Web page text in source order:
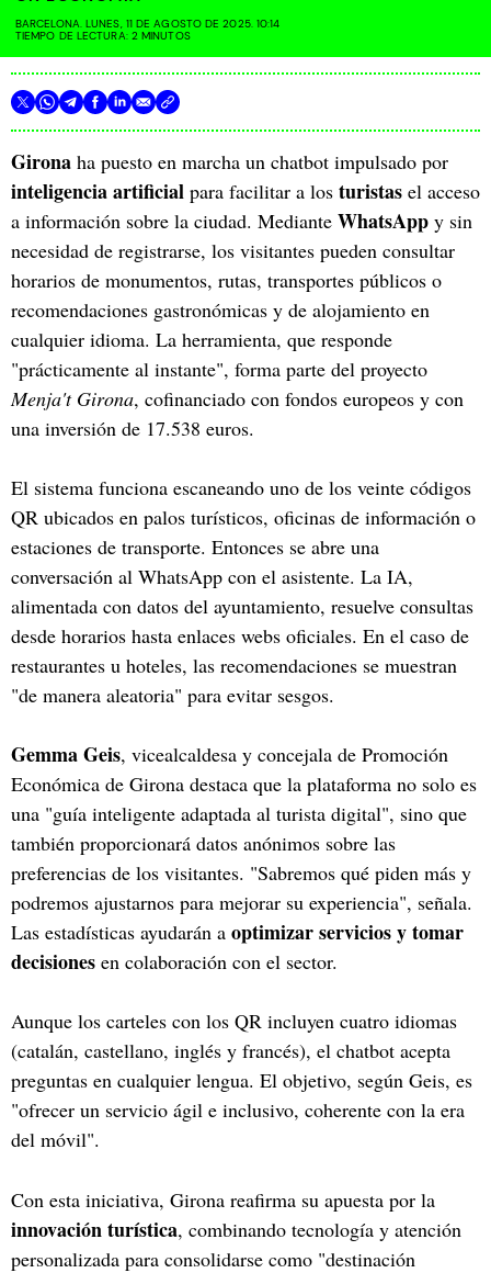
BARCELONA. LUNES, 11 DE AGOSTO DE 2025. 10:14
TIEMPO DE LECTURA: 2 MINUTOS
Girona ha puesto en marcha un chatbot impulsado por
inteligencia artificial para facilitar a los turistas el acceso
a información sobre la ciudad. Mediante WhatsApp y sin
necesidad de registrarse, los visitantes pueden consultar
horarios de monumentos, rutas, transportes públicos o
recomendaciones gastronómicas y de alojamiento en
cualquier idioma. La herramienta, que responde
"prácticamente al instante", forma parte del proyecto
Menja't Girona, cofinanciado con fondos europeos y con
una inversión de 17.538 euros.
El sistema funciona escaneando uno de los veinte códigos
QR ubicados en palos turísticos, oficinas de información o
estaciones de transporte. Entonces se abre una
conversación al WhatsApp con el asistente. La IA,
alimentada con datos del ayuntamiento, resuelve consultas
desde horarios hasta enlaces webs oficiales. En el caso de
restaurantes u hoteles, las recomendaciones se muestran
"de manera aleatoria" para evitar sesgos.
Gemma Geis, vicealcaldesa y concejala de Promoción
Económica de Girona destaca que la plataforma no solo es
una "guía inteligente adaptada al turista digital", sino que
también proporcionará datos anónimos sobre las
preferencias de los visitantes. "Sabremos qué piden más y
podremos ajustarnos para mejorar su experiencia", señala.
Las estadísticas ayudarán a optimizar servicios y tomar
decisiones en colaboración con el sector.
Aunque los carteles con los QR incluyen cuatro idiomas
(catalán, castellano, inglés y francés), el chatbot acepta
preguntas en cualquier lengua. El objetivo, según Geis, es
"ofrecer un servicio ágil e inclusivo, coherente con la era
del móvil".
Con esta iniciativa, Girona reafirma su apuesta por la
innovación turística, combinando tecnología y atención
personalizada para consolidarse como "destinación